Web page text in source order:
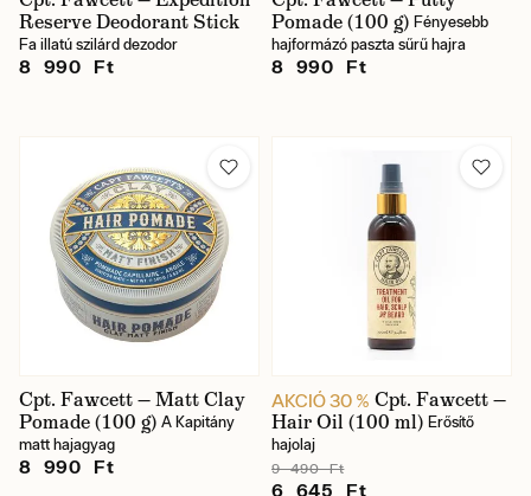
Reserve Deodorant Stick
Fa illatú szilárd dezodor
8 990 Ft
Pomade (100 g) Fényesebb
hajformázó paszta sűrű hajra
8 990 Ft
Cpt. Fawcett — Matt Clay
Pomade (100 g) A Kapitány
matt hajagyag
8 990 Ft
AKCIÓ 30 % Cpt. Fawcett —
Hair Oil (100 ml) Erősítő
hajolaj
9 490 Ft
6 645 Ft